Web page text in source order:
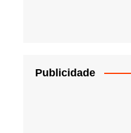
Publicidade